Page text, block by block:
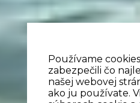
Používame
zabezpečili čo
našej webovej
ako ju používate.